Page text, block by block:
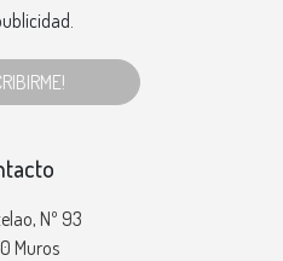
Nº 93
Muros